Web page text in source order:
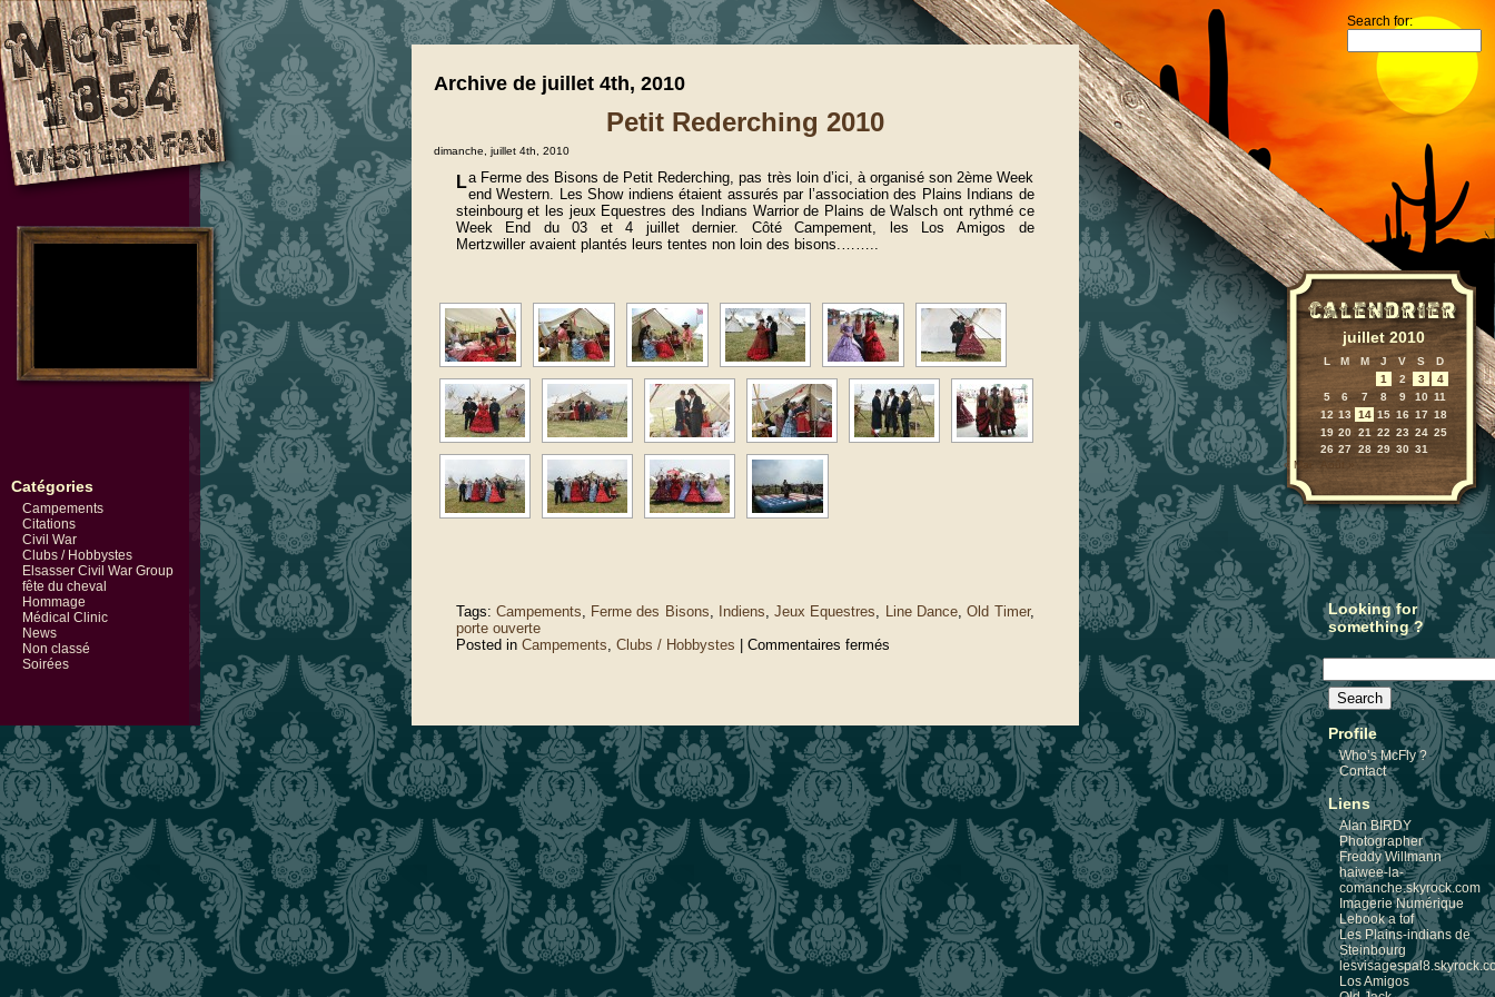
Search for:
juillet 2010
L M M J V S
D
1
2 3
4
5
6 7 8 9 10 11
12 13 14 15 16 17 18
19 20 21 22 23 24 25
26 27 28 29 30 31
« Mai
Août »
Catégories
Campements
Citations
Civil War
Clubs / Hobbystes
Elsasser Civil War Group
fête du cheval
Hommage
Médical Clinic
News
Non classé
Soirées
Archive de juillet 4th, 2010
Petit Rederching 2010
dimanche, juillet 4th, 2010
La Ferme des Bisons de Petit Rederching, pas très loin d’ici, à organisé son 2ème Week
end Western. Les Show indiens étaient assurés par l’association des Plains Indians de
steinbourg et les jeux Equestres des Indians Warrior de Plains de Walsch ont rythmé ce
Week End du 03 et 4 juillet dernier. Côté Campement, les Los Amigos de
Mertzwiller avaient plantés leurs tentes non loin des bisons.……..
Tags: Campements, Ferme des Bisons, Indiens,Jeux Equestres, Line Dance,Old Timer,
porte ouverte
Posted in Campements, Clubs / Hobbystes Commentaires ferméssur
Looking for
something ?
Profile
Who’s McFly ?
Contact
Liens
Alan BIRDY
Photographer
Freddy Willmann
haiwee-la-
comanche.skyrock.com
Imagerie Numérique
Lebook a tof
Les Plains-indians de
Steinbourg
Los Amigos